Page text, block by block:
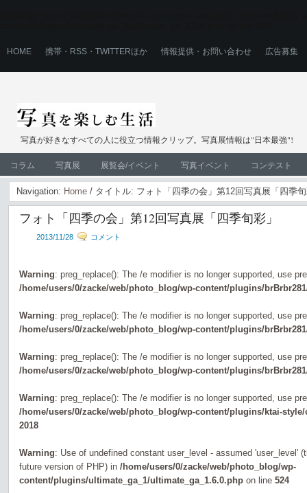
HOME 携帯・RSS・TWITTERほか 情報提供・お問い合わせ 広告募集
写真が好きなすべての人に役立つ情報クリップ。写真展情報は"日本最強"!
コラム 写真展 展覧会/イベント 写真イベント コンテスト
Navigation: Home / タイトル: フォト「四季の会」第12回写真展「四季
フォト「四季の会」第12回写真展「四季旬彩」
2013/11/28 コメント
Warning: preg_replace(): The /e modifier is no longer supported, use
/home/users/0/zacke/web/photo_blog/wp-content/plugins/
Warning: preg_replace(): The /e modifier is no longer supported, use
/home/users/0/zacke/web/photo_blog/wp-content/plugins/
Warning: preg_replace(): The /e modifier is no longer supported, use
/home/users/0/zacke/web/photo_blog/wp-content/plugins/
Warning: preg_replace(): The /e modifier is no longer supported, use
/home/users/0/zacke/web/photo_blog/wp-content/plugins/ktai-
2018
Warning: Use of undefined constant user_level - assumed 'user_level'
future version of PHP) in /home/users/0/zacke/web/photo_blog/wp-
content/plugins/ultimate_ga_1/ultimate_ga_1.6.0.php on line 524